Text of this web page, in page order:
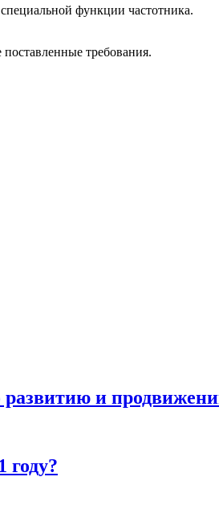
функции частотника.
требования.
и
году?